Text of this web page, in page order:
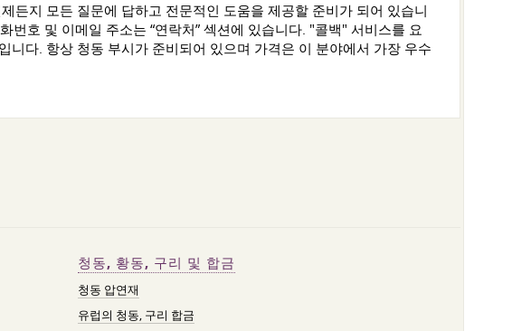
든지 모든 질문에 답하고 전문적인 도움을 제공할 준비가 되어 있습니
호 및 이메일 주소는 “연락처” 섹션에 있습니다. "콜백" 서비스를 요
다. 항상 청동 부시가 준비되어 있으며 가격은 이 분야에서 가장 우수
청동, 황동, 구리 및 합금
청동 압연재
유럽의 청동, 구리 합금